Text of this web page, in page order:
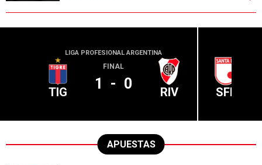
LIGA PROFESIONAL ARGENTINA
TIG
FINAL
1 - 0 RIV SFE
APUESTAS